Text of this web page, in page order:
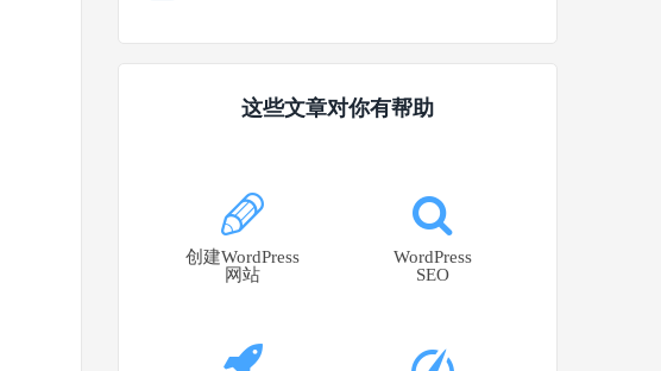
这些文章对你有帮助
创建WordPress
网站
WordPress
SEO